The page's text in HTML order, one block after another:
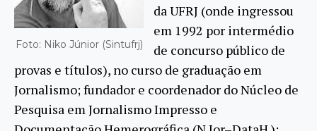
Foto: Niko Júnior (Sintufrj)
da UFRJ (onde ingressou
em 1992 por intermédio
de concurso público de
provas e títulos), no curso de graduação em
Jornalismo; fundador e coordenador do Núcleo de
Pesquisa em Jornalismo Impresso e